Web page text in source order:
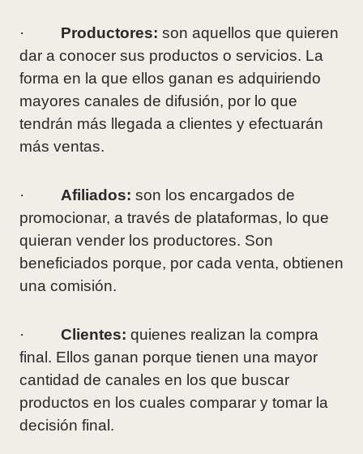
· Productores: son aquellos que quieren
dar a conocer sus productos o servicios. La
forma en la que ellos ganan es adquiriendo
mayores canales de difusión, por lo que
tendrán más llegada a clientes y efectuarán
más ventas.
· Afiliados: son los encargados de
promocionar, a través de plataformas, lo que
quieran vender los productores. Son
beneficiados porque, por cada venta, obtienen
una comisión.
· Clientes: quienes realizan la compra
final. Ellos ganan porque tienen una mayor
cantidad de canales en los que buscar
productos en los cuales comparar y tomar la
decisión final.